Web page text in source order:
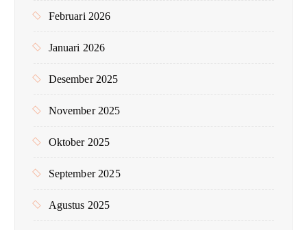
Februari 2026
Januari 2026
Desember 2025
November 2025
Oktober 2025
September 2025
Agustus 2025